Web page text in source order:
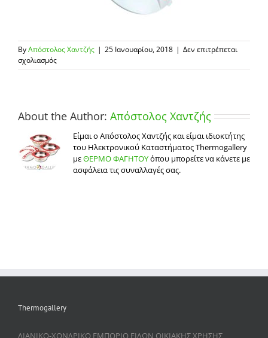
ByΑπόστολος Χαντζής | 25 Ιανουαρίου, 2018 | Δεν επιτρέπεται
σχολιασμόςστο
deite-
eidi-
taper-
fagitoy-
2
About the Author: Απόστολος Χαντζής
Είμαι ο Απόστολος Χαντζής και είμαι ιδιοκτήτης
του Ηλεκτρονικού Καταστήματος Thermogallery
μεΘΕΡΜΟ ΦΑΓΗΤΟΥόπου μπορείτε να κάνετε με
ασφάλεια τις συναλλαγές σας.
Thermogallery
ΛΙΑΝΙΚΟ-ΧΟΝΔΡΙΚΟ ΕΜΠΟΡΙΟ ΕΙΔΩΝ ΟΙΚΙΑΚΗΣ ΧΡΗΣΗΣ